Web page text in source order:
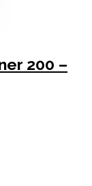
200 –